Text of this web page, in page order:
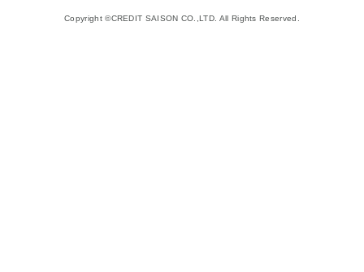
Copyright ©CREDIT SAISON CO.,LTD. All Rights Reserved.